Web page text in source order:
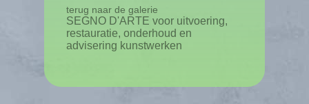
terug naar de galerie
SEGNO D'ARTE voor uitvoering,
restauratie, onderhoud en
advisering kunstwerken